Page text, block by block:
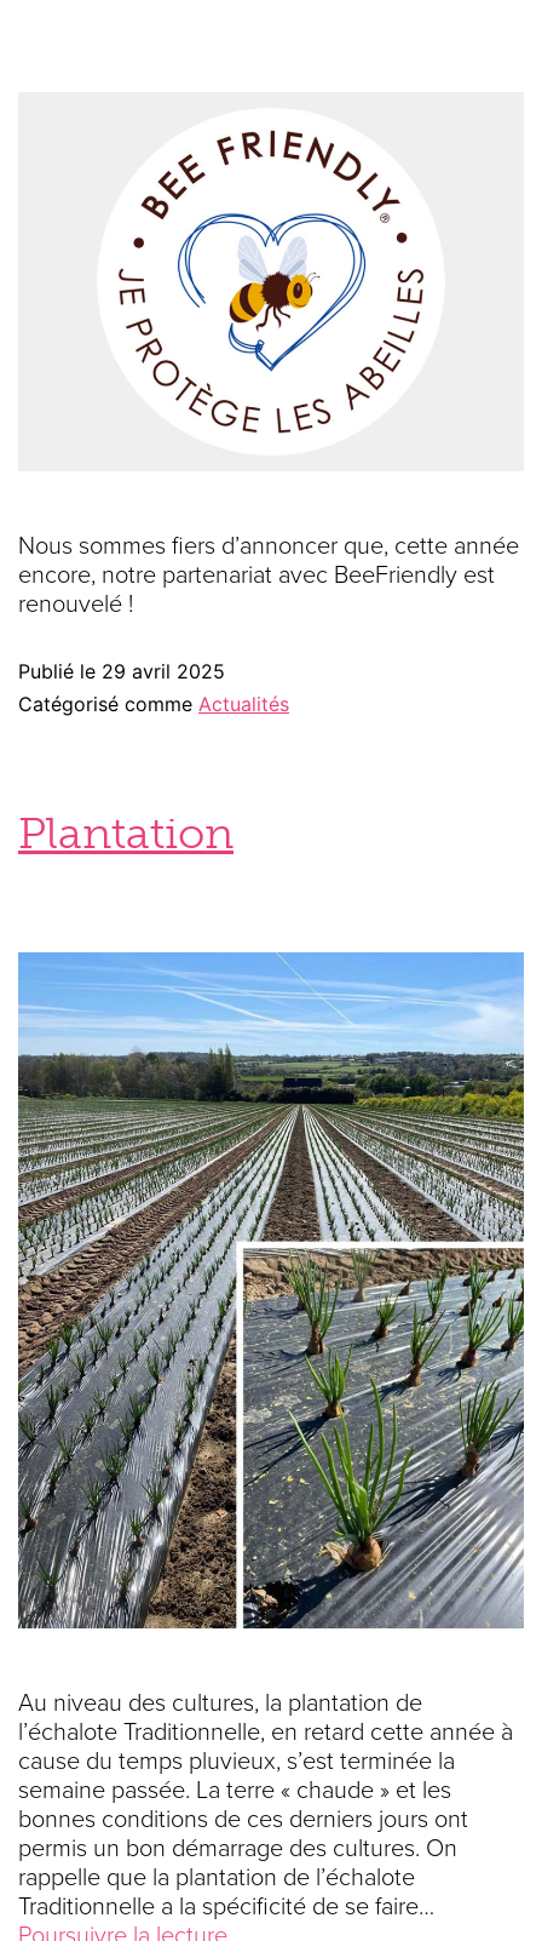
Nous sommes fiers d’annoncer que, cette année
encore, notre partenariat avec BeeFriendly est
renouvelé !
Publié le 29 avril 2025
Catégorisé comme Actualités
Plantation
Au niveau des cultures, la plantation de
l’échalote Traditionnelle, en retard cette année à
cause du temps pluvieux, s’est terminée la
semaine passée. La terre « chaude » et les
bonnes conditions de ces derniers jours ont
permis un bon démarrage des cultures. On
rappelle que la plantation de l’échalote
Traditionnelle a la spécificité de se faire…